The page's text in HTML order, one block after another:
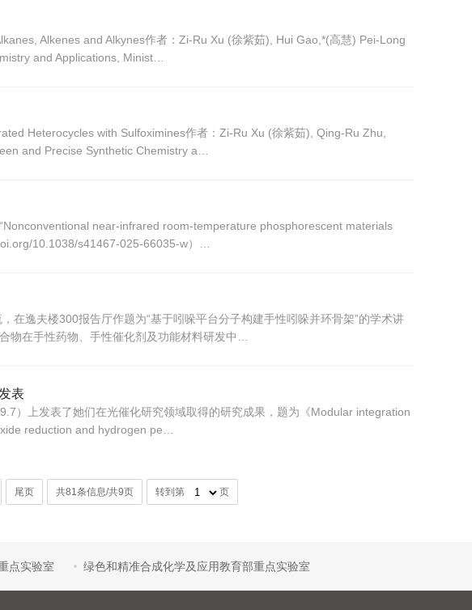
Alkenes and Alkynes作者：Zi-Ru Xu (徐紫茹), Hui Gao,*(高慧) Pei-Long
and Applications, Minist…
Heterocycles with Sulfoximines作者：Zi-Ru Xu (徐紫茹), Qing-Ru Zhu,
and Precise Synthetic Chemistry a…
near-infrared room-temperature phosphorescent materials
10.1038/s41467-025-66035-w）…
在逸夫楼300报告厅作题为“基于吲哚平台分子构建手性吲哚并环骨架”的学术讲
物在手性药物、手性催化剂及功能材料研发中…
表
）上发表了她们在光催化研究领域取得的研究成果，题为《Modular integration
reduction and hydrogen pe…
尾页 共81条信息/共9页 转到第 页
点实验室 绿色和精准合成化学及应用教育部重点实验室